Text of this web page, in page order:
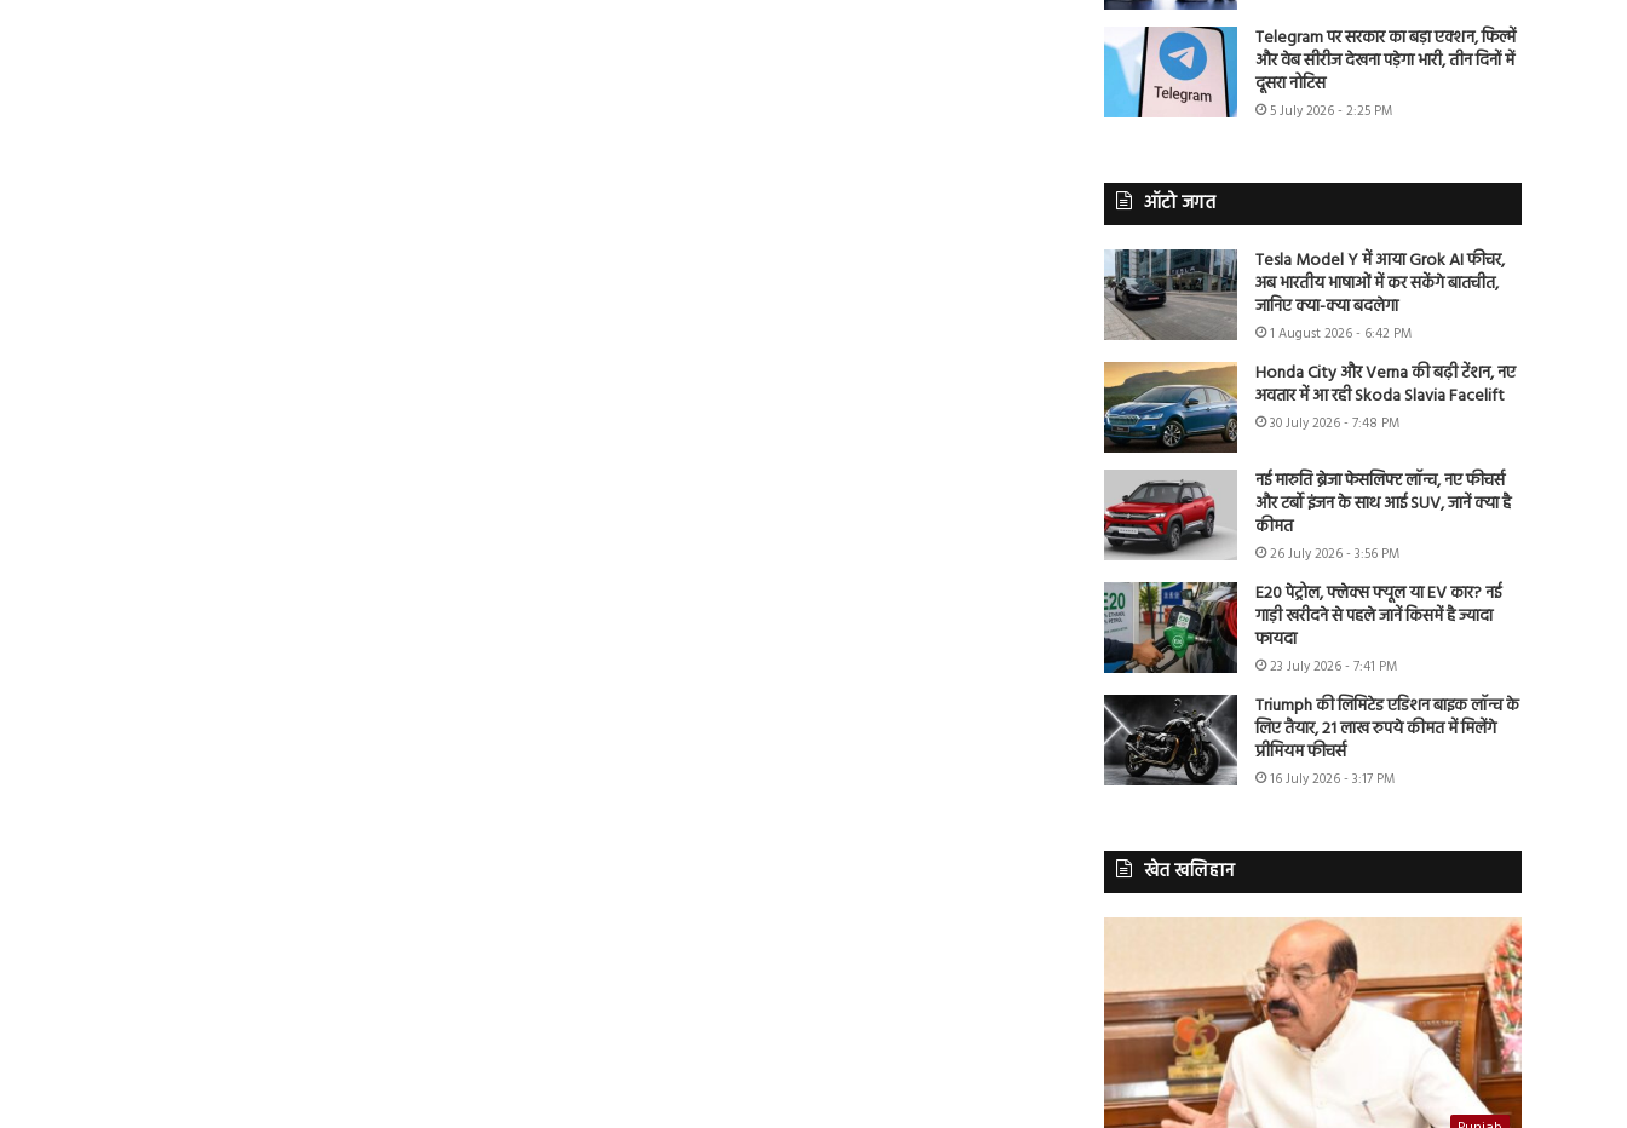
Telegram पर सरकार का बड़ा एक्शन, फिल्में
और वेब सीरीज देखना पड़ेगा भारी, तीन दिनों में
दूसरा नोटिस
5 July 2026 - 2:25 PM
ऑटो जगत
Tesla Model Y में आया Grok AI फीचर,
अब भारतीय भाषाओं में कर सकेंगे बातचीत,
जानिए क्या-क्या बदलेगा
1 August 2026 - 6:42 PM
Honda City और Verna की बढ़ी टेंशन, नए
अवतार में आ रही Skoda Slavia Facelift
30 July 2026 - 7:48 PM
नई मारुति ब्रेजा फेसलिफ्ट लॉन्च, नए फीचर्स
और टर्बो इंजन के साथ आई SUV, जानें क्या है
कीमत
26 July 2026 - 3:56 PM
E20 पेट्रोल, फ्लेक्स फ्यूल या EV कार? नई
गाड़ी खरीदने से पहले जानें किसमें है ज्यादा
फायदा
23 July 2026 - 7:41 PM
Triumph की लिमिटेड एडिशन बाइक लॉन्च के
लिए तैयार, 21 लाख रुपये कीमत में मिलेंगे
प्रीमियम फीचर्स
16 July 2026 - 3:17 PM
खेत खलिहान